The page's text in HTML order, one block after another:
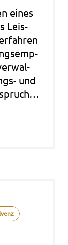
eines
Leis­
und